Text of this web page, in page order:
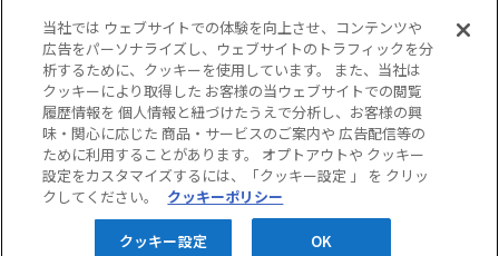
リンク
当サイトの表示価格は個別に税込・税抜等の
記載がない場合は「税込価格」です。
Copyright © HANKYU HANSHIN DEPARTMENT STORES, INC. All Rights Reserved.
当社では ウェブサイトでの体験を向上させ、コンテンツや
広告をパーソナライズし、ウェブサイトのトラフィックを分
析するために、クッキーを使用しています。 また、当社は
クッキーにより取得した お客様の当ウェブサイトでの閲覧
履歴情報を 個人情報と紐づけたうえで分析し、お客様の興
味・関心に応じた 商品・サービスのご案内や 広告配信等の
ために利用することがあります。 オプトアウトや クッキー
設定をカスタマイズするには、「クッキー設定 」 を クリッ
クしてください。
クッキーポリシー
クッキー設定 OK